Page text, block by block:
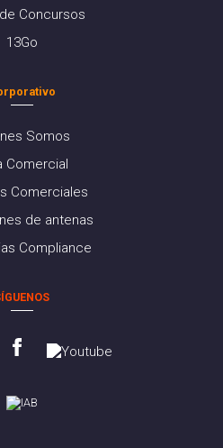
Concursos
13Go
Somos
Comercial
Comerciales
de antenas
Compliance